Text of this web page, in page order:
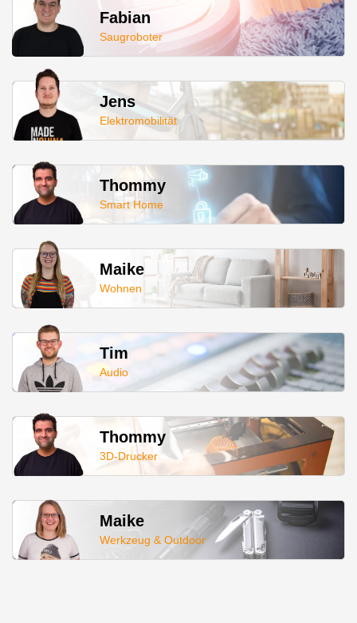
Fabian
Saugroboter
Jens
Elektromobilität
Thommy
Smart Home
Maike
Wohnen
Tim
Audio
Thommy
3D-Drucker
Maike
Werkzeug & Outdoor